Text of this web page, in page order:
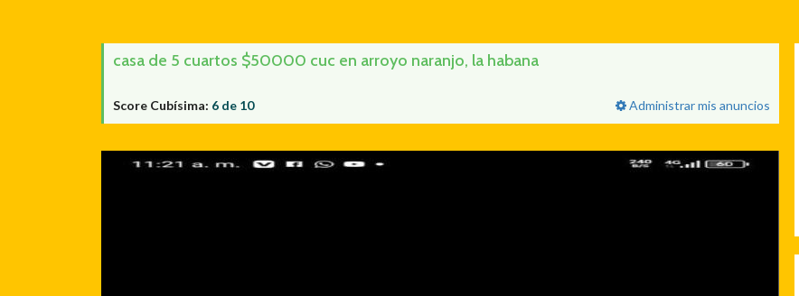
casa de 5 cuartos $50000 cuc en arroyo naranjo, la habana
Score Cubísima: 6 de 10 Administrar mis anuncios